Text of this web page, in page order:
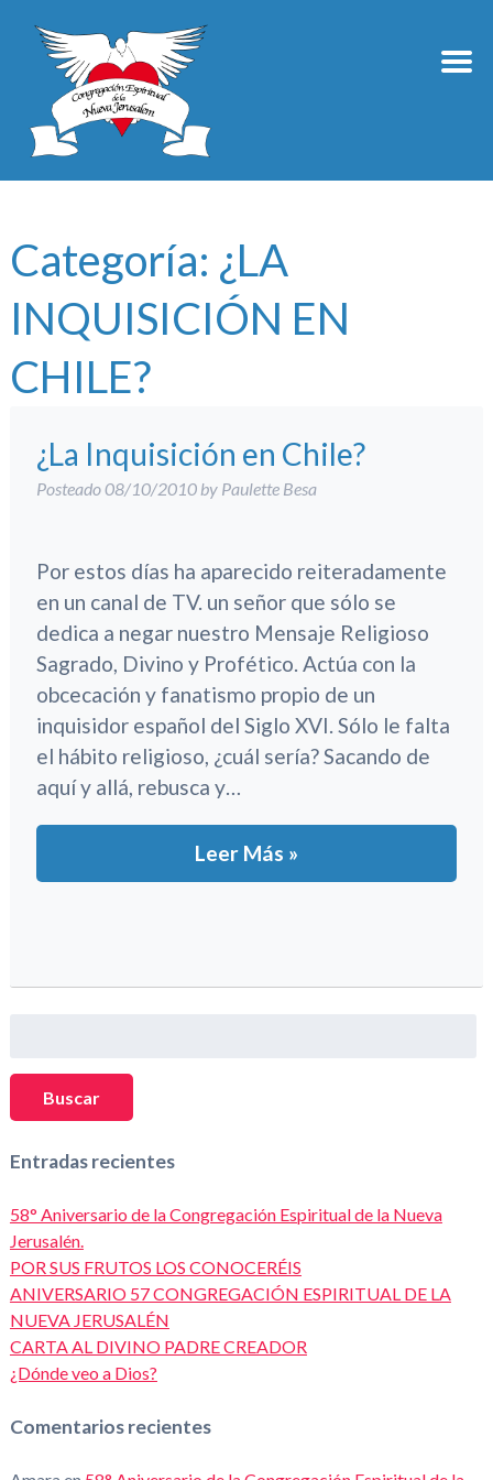
Categoría: ¿LA
INQUISICIÓN EN
CHILE?
¿La Inquisición en Chile?
Posteado08/10/2010 by Paulette Besa
Por estos días ha aparecido reiteradamente
en un canal de TV. un señor que sólo se
dedica a negar nuestro Mensaje Religioso
Sagrado, Divino y Profético. Actúa con la
obcecación y fanatismo propio de un
inquisidor español del Siglo XVI. Sólo le falta
el hábito religioso, ¿cuál sería? Sacando de
aquí y allá, rebusca y…
Leer Más »
Buscar
Entradas recientes
58° Aniversario de la Congregación Espiritual de la Nueva
Jerusalén.
POR SUS FRUTOS LOS CONOCERÉIS
ANIVERSARIO 57 CONGREGACIÓN ESPIRITUAL DE LA
NUEVA JERUSALÉN
CARTA AL DIVINO PADRE CREADOR
¿Dónde veo a Dios?
Comentarios recientes